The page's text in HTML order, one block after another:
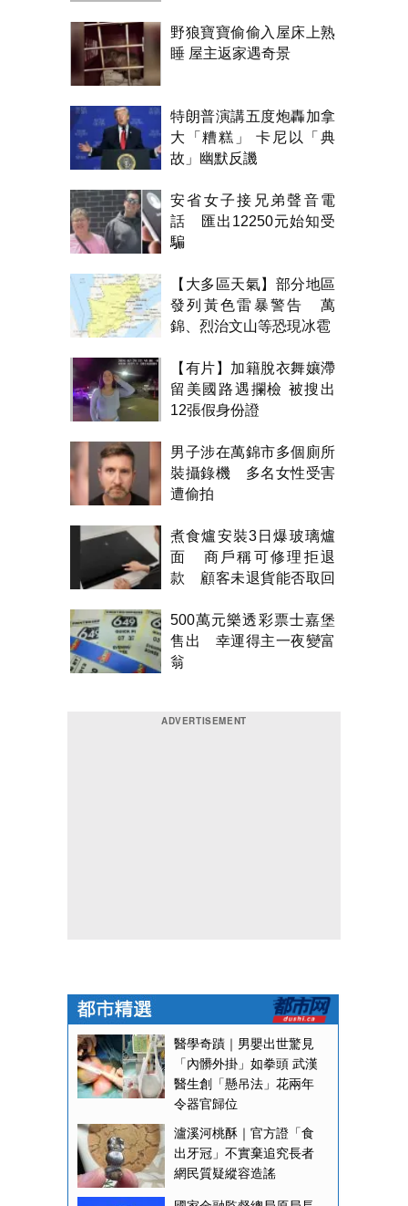
野狼寶寶偷偷入屋床上熟
睡 屋主返家遇奇景
特朗普演講五度炮轟加拿
大「糟糕」 卡尼以「典
故」幽默反譏
安省女子接兄弟聲音電
話 匯出12250元始知受
騙
【大多區天氣】部分地區
發列黃色雷暴警告 萬
錦、烈治文山等恐現冰雹
【有片】加籍脫衣舞孃滯
留美國路遇攔檢 被搜出
12張假身份證
男子涉在萬錦市多個廁所
裝攝錄機 多名女性受害
遭偷拍
煮食爐安裝3日爆玻璃爐
面 商戶稱可修理拒退
款 顧客未退貨能否取回
500萬元樂透彩票士嘉堡
售出 幸運得主一夜變富
翁